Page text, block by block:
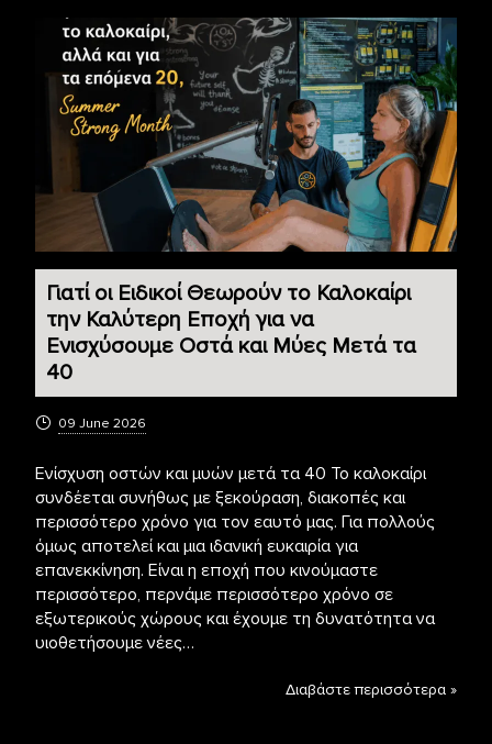
Γιατί οι Ειδικοί Θεωρούν το Καλοκαίρι
την Καλύτερη Εποχή για να
Ενισχύσουμε Οστά και Μύες Μετά τα
40
09 June 2026
Ενίσχυση οστών και μυών μετά τα 40 Το καλοκαίρι
συνδέεται συνήθως με ξεκούραση, διακοπές και
περισσότερο χρόνο για τον εαυτό μας. Για πολλούς
όμως αποτελεί και μια ιδανική ευκαιρία για
επανεκκίνηση. Είναι η εποχή που κινούμαστε
περισσότερο, περνάμε περισσότερο χρόνο σε
εξωτερικούς χώρους και έχουμε τη δυνατότητα να
υιοθετήσουμε νέες…
Διαβάστε περισσότερα »